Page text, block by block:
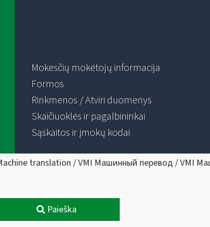
Mokesčių mokėtojų informacija
Formos
Rinkmenos / Atviri duomenys
Skaičiuoklės ir pagalbininkai
Sąskaitos ir įmokų kodai
translation / VMI Машинный перевод / VMI
Paieška